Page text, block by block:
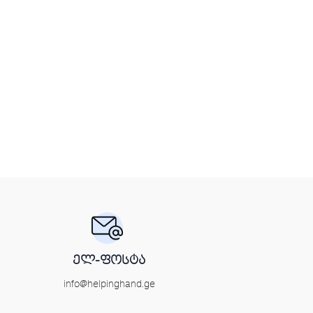
ელ-ფოსტა
info@helpinghand.ge